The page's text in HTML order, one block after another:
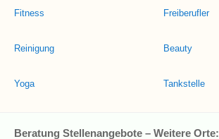
Fitness
Reinigung
Yoga
Freiberufler
Beauty
Tankstelle
Beratung Stellenangebote – Weitere Orte: